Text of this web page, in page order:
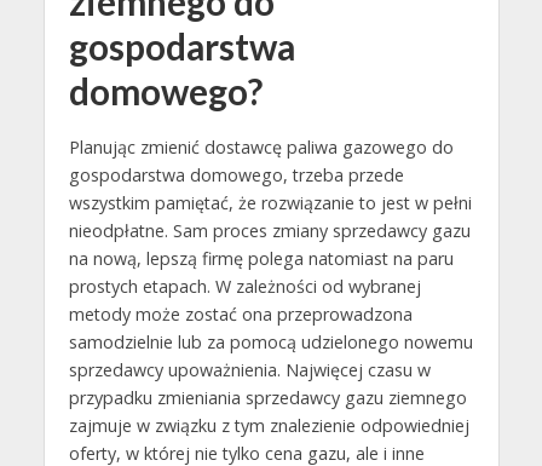
gospodarstwa
domowego?
Planując zmienić dostawcę paliwa gazowego do
gospodarstwa domowego, trzeba przede
wszystkim pamiętać, że rozwiązanie to jest w pełni
nieodpłatne. Sam proces zmiany sprzedawcy gazu
na nową, lepszą firmę polega natomiast na paru
prostych etapach. W zależności od wybranej
metody może zostać ona przeprowadzona
samodzielnie lub za pomocą udzielonego nowemu
sprzedawcy upoważnienia. Najwięcej czasu w
przypadku zmieniania sprzedawcy gazu ziemnego
zajmuje w związku z tym znalezienie odpowiedniej
oferty, w której nie tylko cena gazu, ale i inne